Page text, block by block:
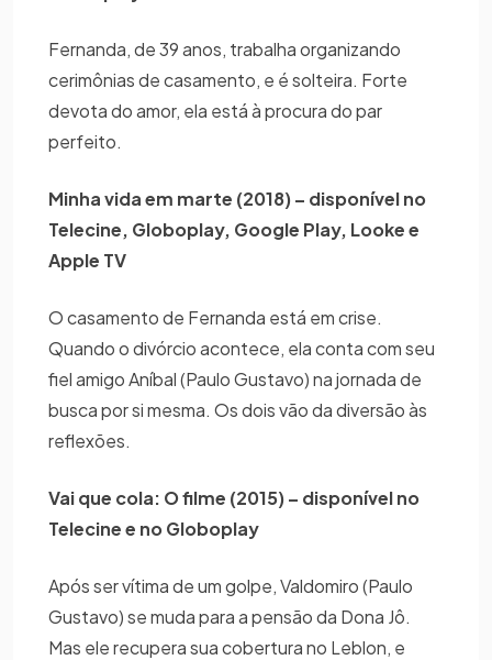
Fernanda, de 39 anos, trabalha organizando
cerimônias de casamento, e é solteira. Forte
devota do amor, ela está à procura do par
perfeito.
Minha vida em marte (2018) – disponível no
Telecine, Globoplay, Google Play, Looke e
Apple TV
O casamento de Fernanda está em crise.
Quando o divórcio acontece, ela conta com seu
fiel amigo Aníbal (Paulo Gustavo) na jornada de
busca por si mesma. Os dois vão da diversão às
reflexões.
Vai que cola: O filme (2015) – disponível no
Telecine e no Globoplay
Após ser vítima de um golpe, Valdomiro (Paulo
Gustavo) se muda para a pensão da Dona Jô.
Mas ele recupera sua cobertura no Leblon, e